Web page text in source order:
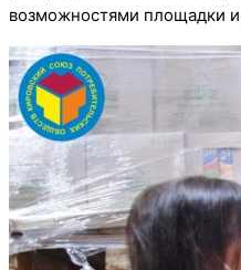
возможностями площадки